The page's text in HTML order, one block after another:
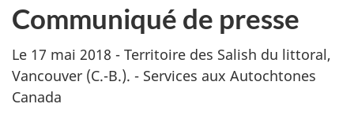
Communiqué de presse
Le 17 mai 2018 - Territoire des Salish du littoral,
Vancouver (C.-B.). - Services aux Autochtones
Canada